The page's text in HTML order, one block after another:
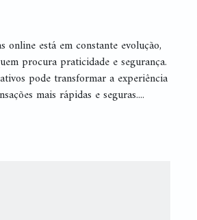
online está em constante evolução,
procura praticidade e segurança.
pode transformar a experiência
mais rápidas e seguras....